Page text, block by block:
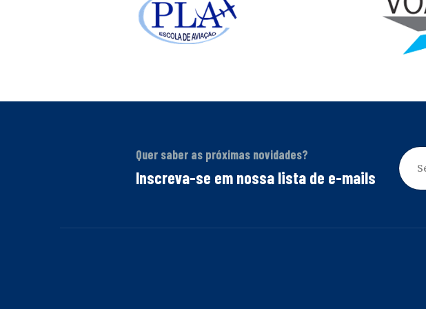
Quer saber as próximas novidades?
Inscreva-se em nossa lista de e-mails